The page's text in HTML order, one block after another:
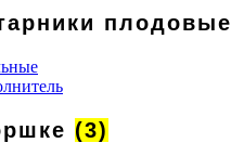
плодовые
(3)